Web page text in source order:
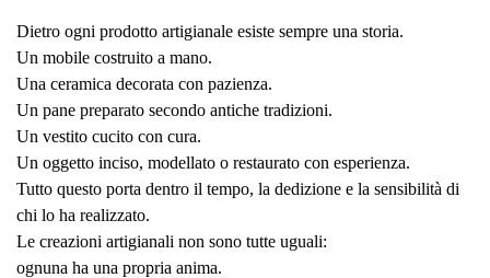
Dietro ogni prodotto artigianale esiste sempre una storia.
Un mobile costruito a mano.
Una ceramica decorata con pazienza.
Un pane preparato secondo antiche tradizioni.
Un vestito cucito con cura.
Un oggetto inciso, modellato o restaurato con esperienza.
Tutto questo porta dentro il tempo, la dedizione e la sensibilità di
chi lo ha realizzato.
Le creazioni artigianali non sono tutte uguali:
ognuna ha una propria anima.